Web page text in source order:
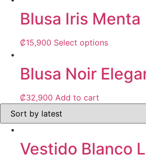
multiple
may
be
on
page
Blusa Iris Menta
₡15,900 Select optionsThis
has
multiple
The
may
chosen
Blusa Noir
₡32,900 Add to cart
Vestido Blanco